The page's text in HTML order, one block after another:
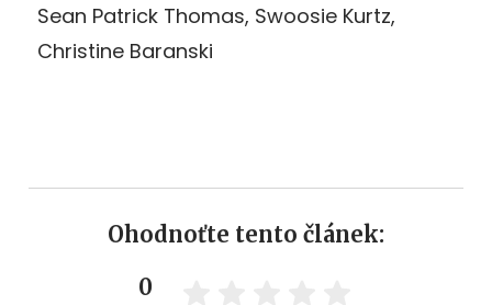
Sean Patrick Thomas, Swoosie Kurtz,
Christine Baranski
Ohodnoťte tento článek:
0